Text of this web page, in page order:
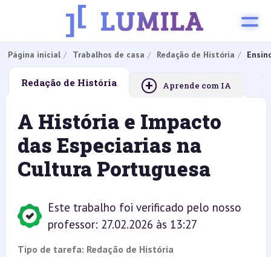
Página inicial Trabalhos de casa Redação de História
Redação de História + Aprende com IA
A História e Impacto
das Especiarias na
Cultura Portuguesa
Este trabalho foi verificado pelo nosso
professor: 27.02.2026 às 13:27
Tipo de tarefa: Redação de História